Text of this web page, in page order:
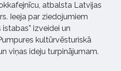
atbalsta Latvijas
Ieeja par ziedojumiem
izveidei un
kultūrvēsturiskā
viņas ideju turpinājumam.